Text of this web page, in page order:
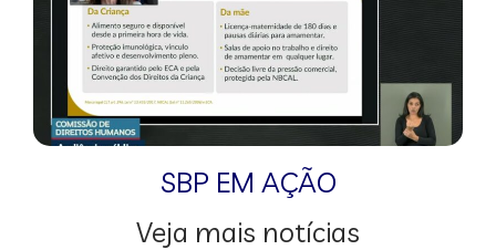
SBP EM AÇÃO
Veja mais notícias